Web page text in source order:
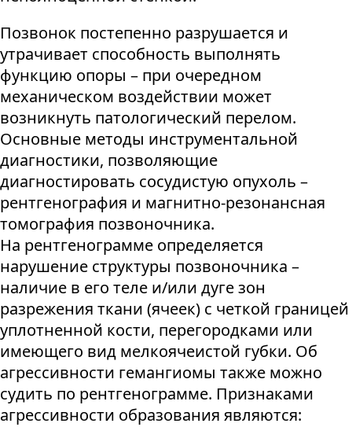
Позвонок постепенно разрушается и
утрачивает способность выполнять
функцию опоры – при очередном
механическом воздействии может
возникнуть патологический перелом.
Основные методы инструментальной
диагностики, позволяющие
диагностировать сосудистую опухоль –
рентгенография и магнитно-резонансная
томография позвоночника.
На рентгенограмме определяется
нарушение структуры позвоночника –
наличие в его теле и/или дуге зон
разрежения ткани (ячеек) с четкой границей
уплотненной кости, перегородками или
имеющего вид мелкоячеистой губки. Об
агрессивности гемангиомы также можно
судить по рентгенограмме. Признаками
агрессивности образования являются: